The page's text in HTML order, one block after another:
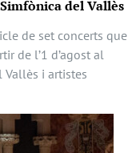
del Vallès
de set concerts que
de l’1 d’agost al
Vallès i artistes